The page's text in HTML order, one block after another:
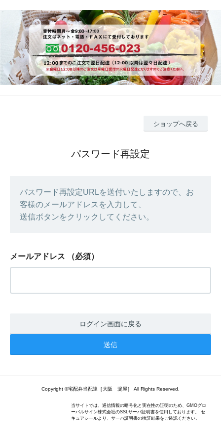
ショップへ戻る
パスワード再設定
パスワード再設定URLを送付いたしますので、お
客様のメールアドレスを入力して、
送信ボタンをクリックしてください。
メールアドレス （必須）
ログイン画面に戻る
Copyright ©宅配弁当配達［大阪 淀屋］ All Rights Reserved.
当サイトでは、通信情報の暗号化と実在性の証明のため、GMOグロ
ーバルサイン株式会社のSSLサーバ証明書を使用しております。 セ
キュアシールより、サーバ証明書の検証結果をご確認ください。